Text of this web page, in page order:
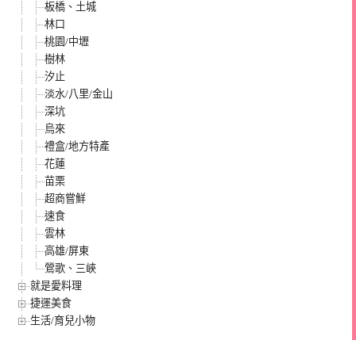
板橋、土城
林口
桃園/中壢
樹林
汐止
淡水/八里/金山
深坑
烏來
禮盒/地方特產
花蓮
苗栗
超商嘗鮮
速食
雲林
高雄/屏東
鶯歌、三峽
就是愛料理
捷運美食
生活/育兒小物